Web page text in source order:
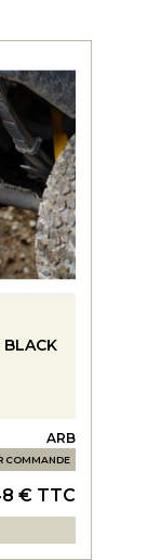
BLACK
ARB
COMMANDE
€ TTC